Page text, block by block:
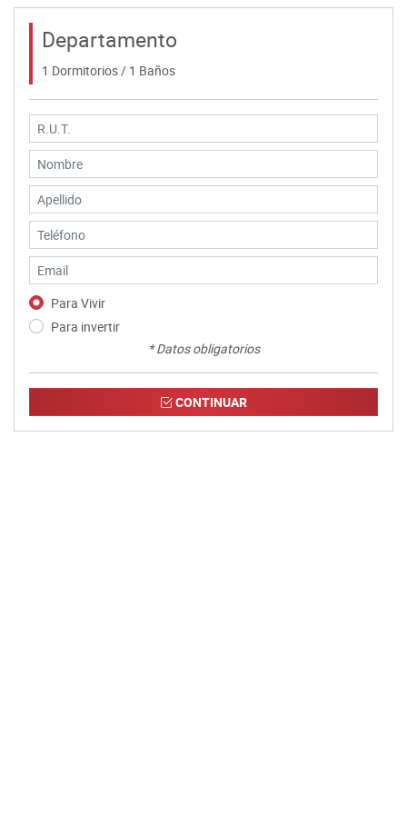
Departamento
1 Dormitorios / 1 Baños
Para Vivir
Para invertir
* Datos obligatorios
CONTINUAR